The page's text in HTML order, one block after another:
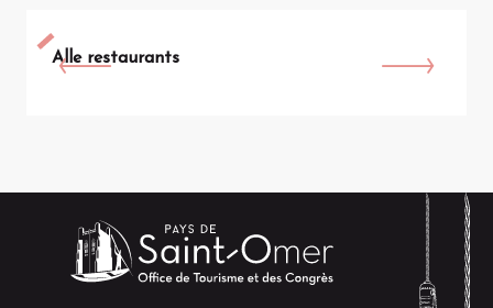
Alle restaurants